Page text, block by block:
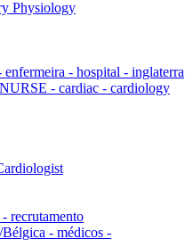
Physiology
- hospital - inglaterra
- cardiac - cardiology
recrutamento
- médicos -